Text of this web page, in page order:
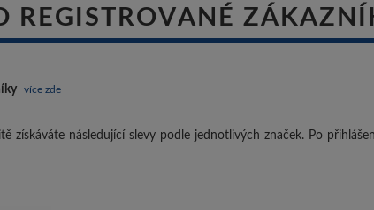
REGISTROVANÉ
více zde
získáváte následující slevy podle jednotlivých značek. Po